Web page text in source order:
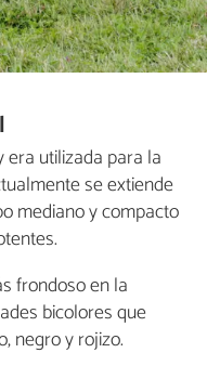
era utilizada para la
se extiende
mediano y compacto
frondoso en la
bicolores que
negro y rojizo.